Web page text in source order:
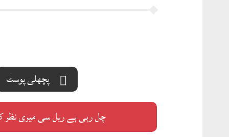
پچھلی پوسٹ
چل رہی ہے ریل سی میری نظر